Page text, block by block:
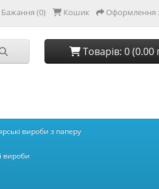
Бажання (0) Кошик Оформлення
Товарів: 0 (0.00
вироби з паперу
вироби